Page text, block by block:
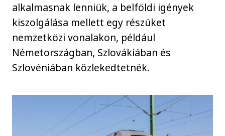
alkalmasnak lenniük, a belföldi igények
kiszolgálása mellett egy részüket
nemzetközi vonalakon, például
Németországban, Szlovákiában és
Szlovéniában közlekedtetnék.